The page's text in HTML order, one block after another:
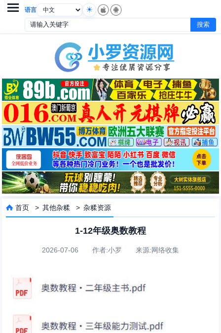
语言

 首页 >其他杂糅 >杂糅资源
1-12年级奥数教程
2026-07-06 作者:小罗 来源:网络收集